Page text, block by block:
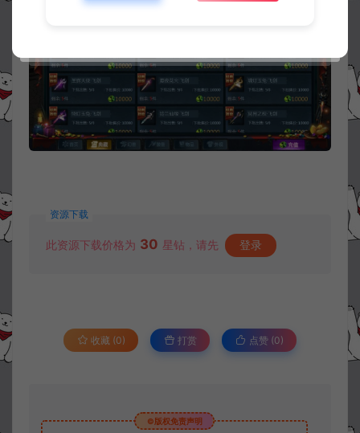
资源下载
此资源下载价格为 30 星钻，请先 登录
收藏 (0) 打赏 点赞 (0)
©版权免责声明